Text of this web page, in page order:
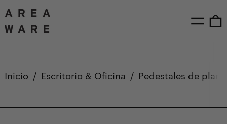
Menú
Inicio / Escritorio & Oficina / Pedestales de